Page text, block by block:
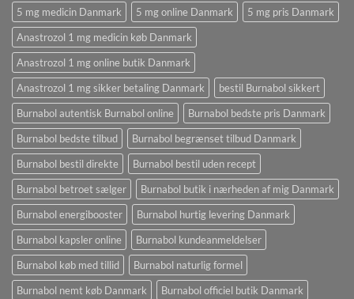
5 mg medicin Danmark
5 mg online Danmark
5 mg pris Danmark
Anastrozol 1 mg medicin køb Danmark
Anastrozol 1 mg online butik Danmark
Anastrozol 1 mg sikker betaling Danmark
bestil Burnabol sikkert
Burnabol autentisk Burnabol online
Burnabol bedste pris Danmark
Burnabol bedste tilbud
Burnabol begrænset tilbud Danmark
Burnabol bestil direkte
Burnabol bestil uden recept
Burnabol betroet sælger
Burnabol butik i nærheden af ​​mig Danmark
Burnabol energibooster
Burnabol hurtig levering Danmark
Burnabol kapsler online
Burnabol kundeanmeldelser
Burnabol køb med tillid
Burnabol naturlig formel
Burnabol nemt køb Danmark
Burnabol officiel butik Danmark